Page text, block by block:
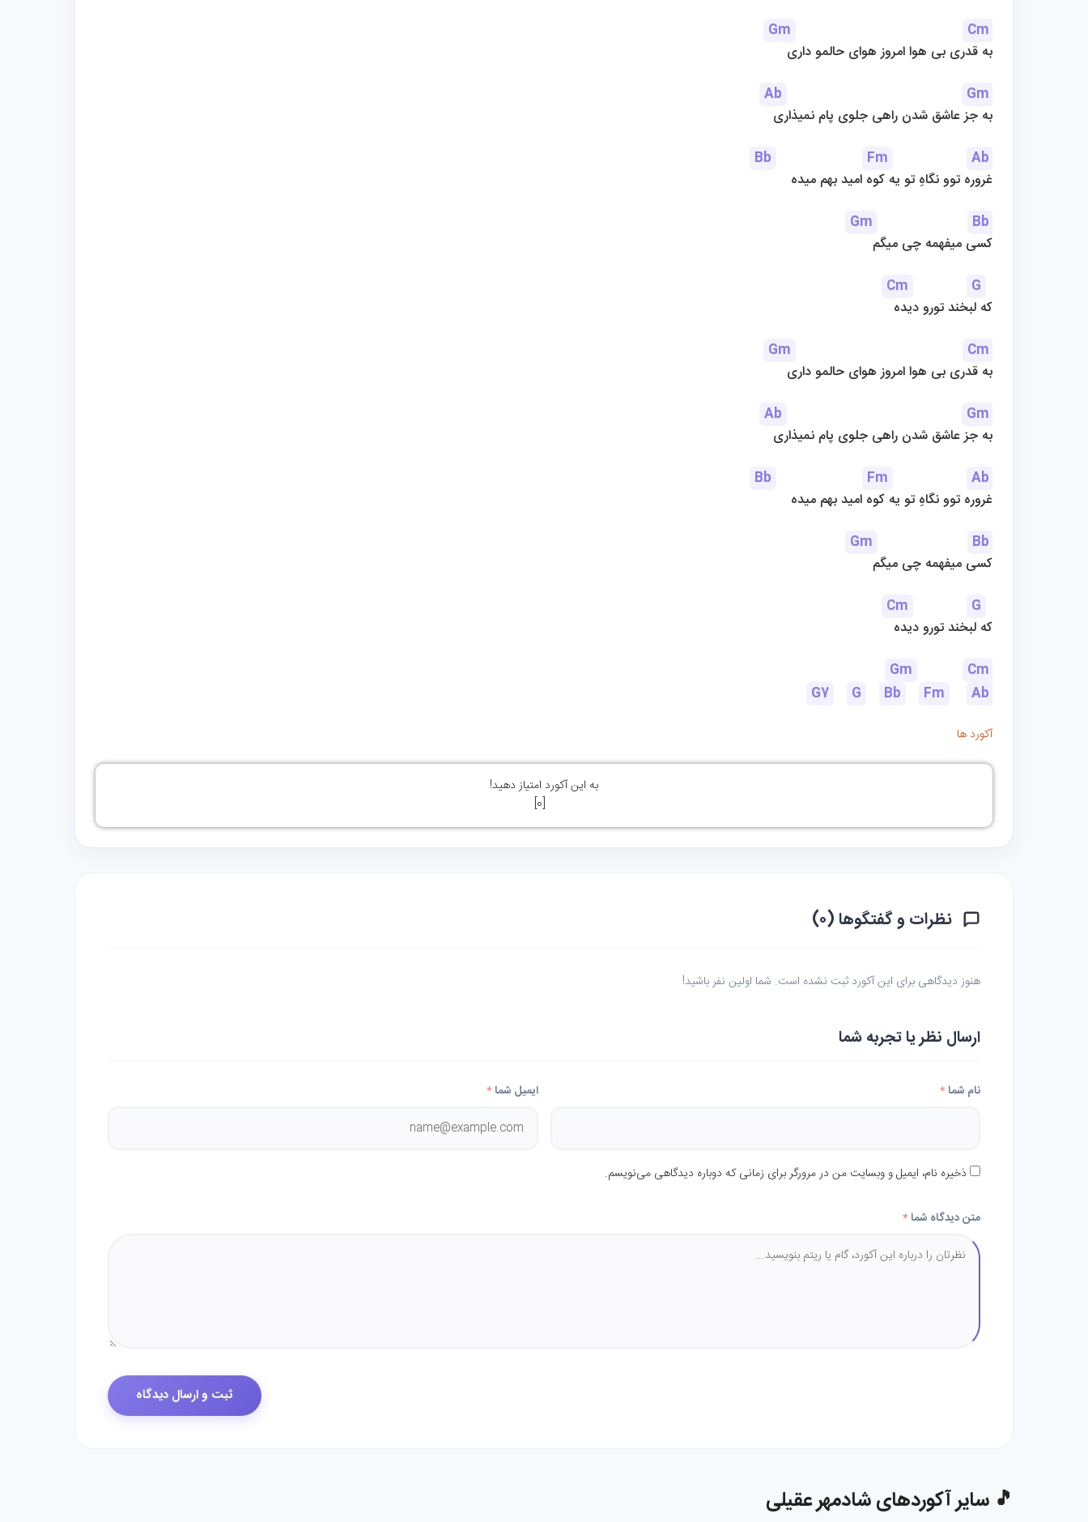
Gm
Cm
به قدری بی هوا امروز هوای حالمو داری
Ab
Gm
به جز عاشق شدن راهی جلوی پام نمیذاری
Bb
Fm
Ab
غروره توو نگاهِ تو یه کوه امید بهم میده
Gm
Bb
کسی میفهمه چی میگم
Cm
G
که لبخند تورو دیده
Gm
Cm
به قدری بی هوا امروز هوای حالمو داری
Ab
Gm
به جز عاشق شدن راهی جلوی پام نمیذاری
Bb
Fm
Ab
غروره توو نگاهِ تو یه کوه امید بهم میده
Gm
Bb
کسی میفهمه چی میگم
Cm
G
که لبخند تورو دیده
Gm
Cm
G7
G Bb Fm Ab
آکورد ها
به این آکورد امتیاز دهید!
[
0
]
نظرات و گفتگوها (۰)
هنوز دیدگاهی برای این آکورد ثبت نشده است. شما اولین نفر باشید!
ارسال نظر یا تجربه شما
نام شما* ایمیل شما*
ذخیره نام، ایمیل و وبسایت من در مرورگر برای زمانی که دوباره دیدگاهی می‌نویسم.
متن دیدگاه شما*
🎵 سایر آکوردهای شادمهر عقیلی